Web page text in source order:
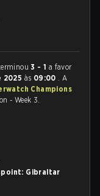
3 - 1 a favor
2025 às 09:00 . A
Champions
- Week 3.
Gibraltar